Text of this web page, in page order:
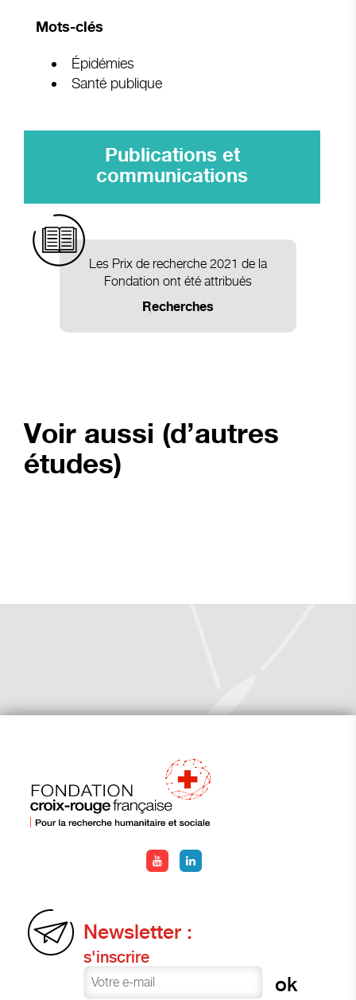
Mots-clés
Épidémies
Santé publique
Publications et
communications
Les Prix de recherche 2021 de la
Fondation ont été attribués
Recherches
Voir aussi (d’autres
études)
Newsletter :
s'inscrire